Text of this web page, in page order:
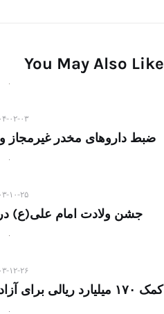
You May Also Like
۱۴۰۴-
ضبط داروهای مخدر غیرمجاز و
۱۴۰۳-
جشن ولادت امام علی(ع)
۱۴۰۳-
کمک ۱۷۰ میلیارد ریالی برای آزادی زندانیان غیرعمد در بوشهر